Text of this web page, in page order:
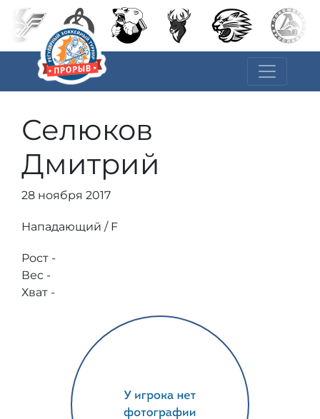
Селюков
Дмитрий
28 ноября 2017
Нападающий / F
Рост -
Вес -
Хват -